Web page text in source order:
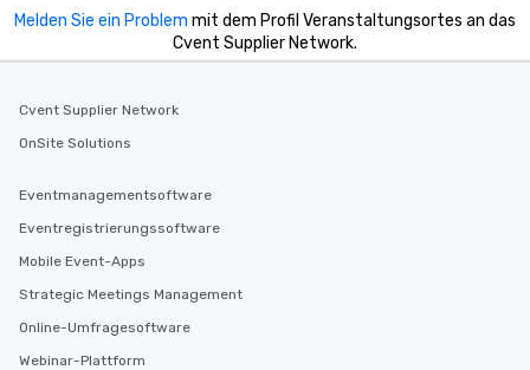
Melden Sie ein Problem mit dem Profil Veranstaltungsortes an das
Cvent Supplier Network.
Cvent Supplier Network
OnSite Solutions
Eventmanagementsoftware
Eventregistrierungssoftware
Mobile Event-Apps
Strategic Meetings Management
Online-Umfragesoftware
Webinar-Plattform